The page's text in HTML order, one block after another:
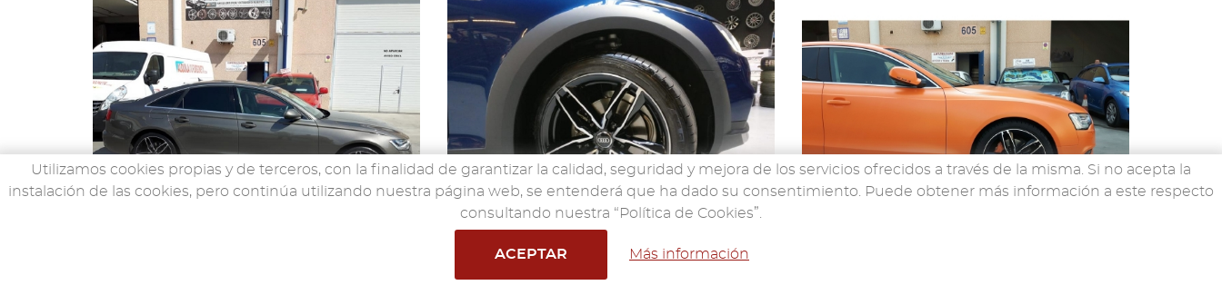
Utilizamos cookies propias y de terceros, con la finalidad de garantizar la calidad, seguridad y mejora de los servicios ofrecidos a través de la misma. Si no acepta la
instalación de las cookies, pero continúa utilizando nuestra página web, se entenderá que ha dado su consentimiento. Puede obtener más información a este respecto
consultando nuestra “Política de Cookies”.
ACEPTAR Más información